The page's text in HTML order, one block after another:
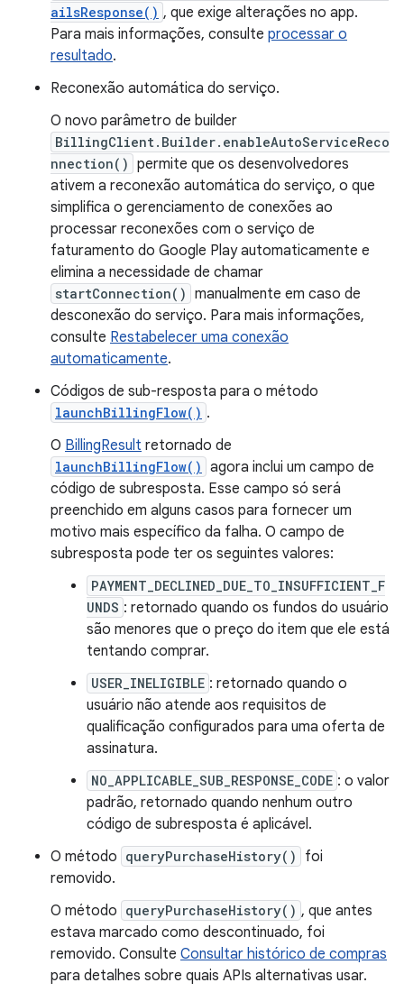
ailsResponse() , que exige alterações no app.
Para mais informações, consulte processar o
resultado.
Reconexão automática do serviço.
O novo parâmetro de builder
BillingClient.Builder.enableAutoServiceReco
nnection() permite que os desenvolvedores
ativem a reconexão automática do serviço, o que
simplifica o gerenciamento de conexões ao
processar reconexões com o serviço de
faturamento do Google Play automaticamente e
elimina a necessidade de chamar
startConnection() manualmente em caso de
desconexão do serviço. Para mais informações,
consulte Restabelecer uma conexão
automaticamente.
Códigos de sub-resposta para o método
launchBillingFlow() .
O BillingResult retornado de
launchBillingFlow() agora inclui um campo de
código de subresposta. Esse campo só será
preenchido em alguns casos para fornecer um
motivo mais específico da falha. O campo de
subresposta pode ter os seguintes valores:
PAYMENT_DECLINED_DUE_TO_INSUFFICIENT_F
UNDS : retornado quando os fundos do usuário
são menores que o preço do item que ele está
tentando comprar.
USER_INELIGIBLE : retornado quando o
usuário não atende aos requisitos de
qualificação configurados para uma oferta de
assinatura.
NO_APPLICABLE_SUB_RESPONSE_CODE : o valor
padrão, retornado quando nenhum outro
código de subresposta é aplicável.
O método queryPurchaseHistory()
foi
removido.
O método queryPurchaseHistory() , que antes
estava marcado como descontinuado, foi
removido. Consulte Consultar histórico de compras
para detalhes sobre quais APIs alternativas usar.